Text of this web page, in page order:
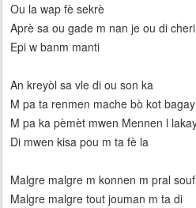
Ou la wap fè sekrè
Aprè sa ou gade m nan je ou di
Epi w banm manti
An kreyòl sa vle di ou son ka
M pa ta renmen mache bò kot
M pa ka pèmèt mwen Mennen l
Di mwen kisa pou m ta fè la
Malgre malgre m konnen m pral
Malgre malgre tout jouman m ta di